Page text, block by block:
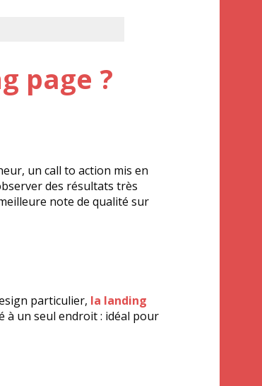
page ?
un call to action mis en
des résultats très
note de qualité sur
particulier, la landing
à un seul endroit : idéal pour